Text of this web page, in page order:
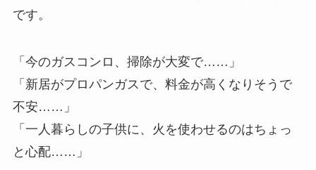
です。
「今のガスコンロ、掃除が大変で……」
「新居がプロパンガスで、料金が高くなりそうで
不安……」
「一人暮らしの子供に、火を使わせるのはちょっ
と心配……」